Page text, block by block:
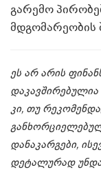
გარემო
მდგომარეობის
ეს არ არის
კი, თუ
დანაკარგები,
დეტალურად